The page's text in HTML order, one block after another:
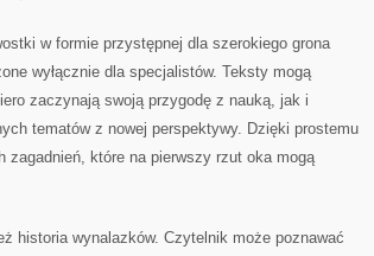
w formie przystępnej dla szerokiego grona
wyłącznie dla specjalistów. Teksty mogą
zaczynają swoją przygodę z nauką, jak i
tematów z nowej perspektywy. Dzięki prostemu
zagadnień, które na pierwszy rzut oka mogą
historia wynalazków. Czytelnik może poznawać